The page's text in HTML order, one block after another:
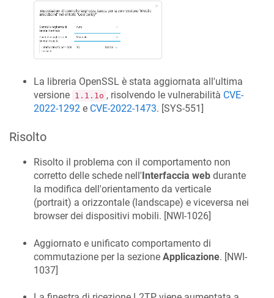
La libreria OpenSSL è stata aggiornata all'ultima
versione 1.1.1o , risolvendo le vulnerabilità CVE-
2022-1292 e CVE-2022-1473. [SYS-551 ]
Risolto
Risolto il problema con il comportamento non
corretto delle schede nell' Interfaccia web durante
la modifica dell'orientamento da verticale
(portrait) a orizzontale (landscape) e viceversa nei
browser dei dispositivi mobili. [NWI-1026]
Aggiornato e unificato comportamento di
commutazione per la sezione Applicazione. [NWI-
1037]